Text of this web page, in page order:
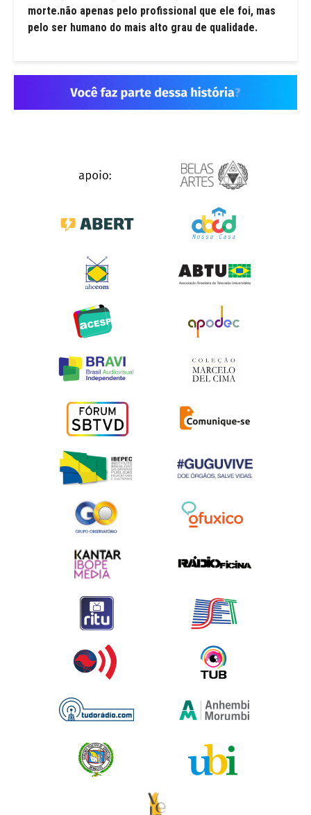
morte.não apenas pelo profissional que ele foi, mas
pelo ser humano do mais alto grau de qualidade.